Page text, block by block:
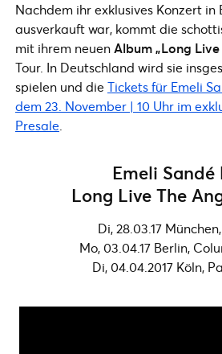
Nachdem ihr exklusives Konzert
ausverkauft war, kommt die
mit ihrem neuenAlbum „Long Live
Tour. In Deutschland wird sie
spielen und dieTickets für Emeli
dem 23. November | 10 Uhr im
Presale
Emeli Sandé
Long Live The
Di, 28.03.17
Mo, 03.04.17 Berlin,
Di, 04.04.2017 Köln,